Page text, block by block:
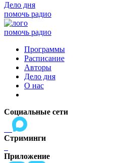
Дело дня
помочь радио
помочь радио
Программы
Расписание
Авторы
Дело дня
О нас
Социальные сети
Стриминги
Приложение